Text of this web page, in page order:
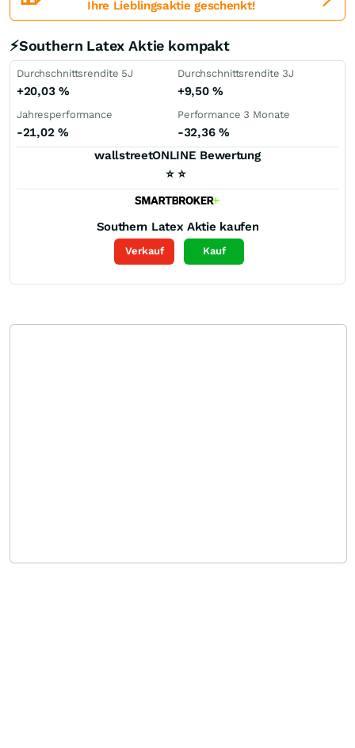
Ihre Lieblingsaktie geschenkt!
⚡Southern Latex Aktie kompakt
Durchschnittsrendite 5J
+20,03 %
Durchschnittsrendite 3J
+9,50%
Jahresperformance
-21,02 %
Performance 3 Monate
-32,36 %
wallstreetONLINE Bewertung
⭐ ⭐
Southern Latex Aktie kaufen
Verkauf Kauf